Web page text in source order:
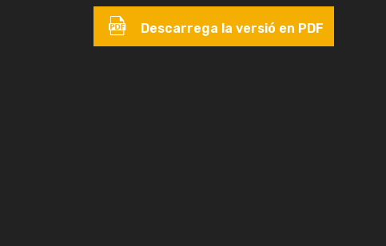
Descarrega la versió en PDF